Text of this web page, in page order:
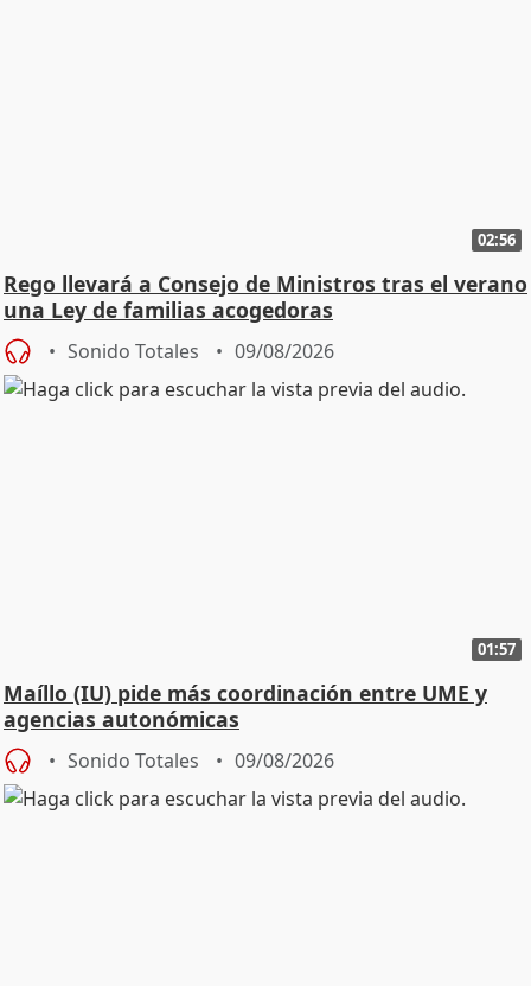
02:56
Rego llevará a Consejo de Ministros tras el verano
una Ley de familias acogedoras
Sonido Totales 09/08/2026
01:57
Maíllo (IU) pide más coordinación entre UME y
agencias autonómicas
Sonido Totales 09/08/2026